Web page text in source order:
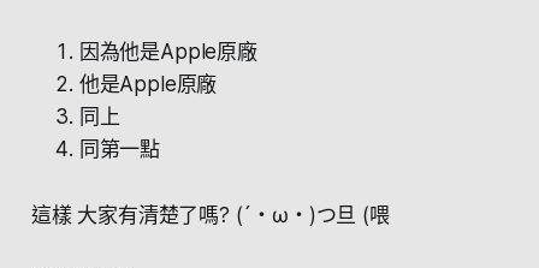
因為他是Apple原廠
他是Apple原廠
同上
同第一點
這樣 大家有清楚了嗎? (´・ω・)つ旦 (喂